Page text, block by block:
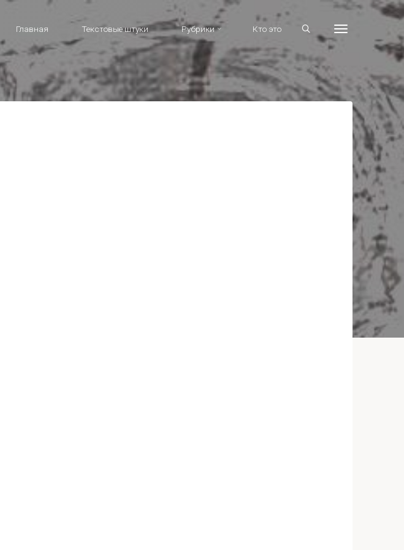
Главная Текстовые штуки Рубрики Кто это